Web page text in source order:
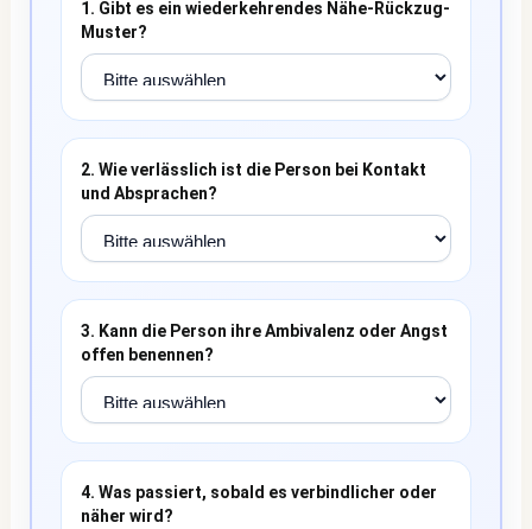
1. Gibt es ein wiederkehrendes Nähe-Rückzug-
Muster?
2. Wie verlässlich ist die Person bei Kontakt
und Absprachen?
3. Kann die Person ihre Ambivalenz oder Angst
offen benennen?
4. Was passiert, sobald es verbindlicher oder
näher wird?